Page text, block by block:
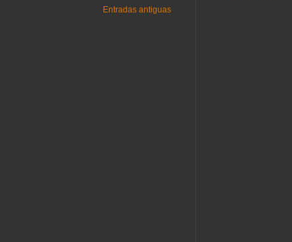
Entradas antiguas